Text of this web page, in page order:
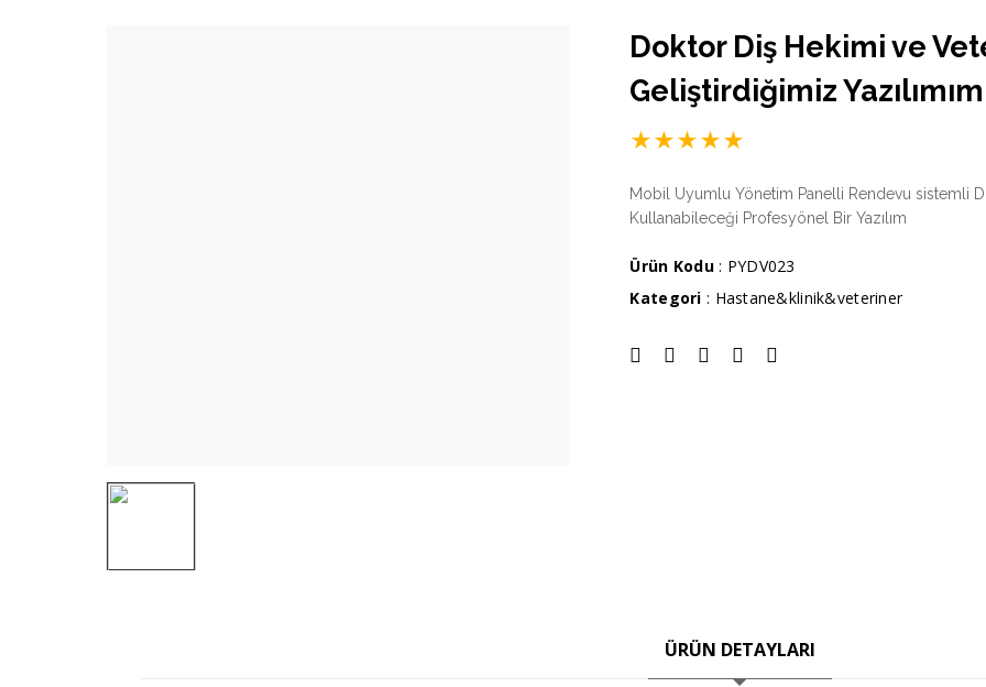
Doktor Diş Hekimi ve
Geliştirdiğimiz
★★★★★
Mobil Uyumlu Yönetim Panelli Rendevu sistemli
Kullanabileceği Profesyönel Bir Yazılım
Ürün Kodu: PYDV023
Kategori : Hastane&klinik&veteriner
ÜRÜN DETAYLARI